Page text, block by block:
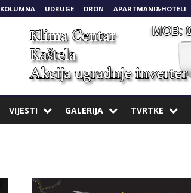
KOLUMNA UDRUGE DRON APARTMANI&HOTELI
VIJESTI GALERIJA TVRTKE